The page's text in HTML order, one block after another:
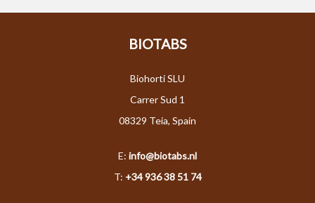
BIOTABS
Biohorti SLU
Carrer Sud 1
08329 Teia, Spain
E: info@biotabs.nl
T: +34 936 38 51 74